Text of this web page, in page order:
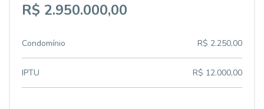
R$ 2.950.000,00
Condomínio R$ 2.250,00
IPTU R$ 12.000,00